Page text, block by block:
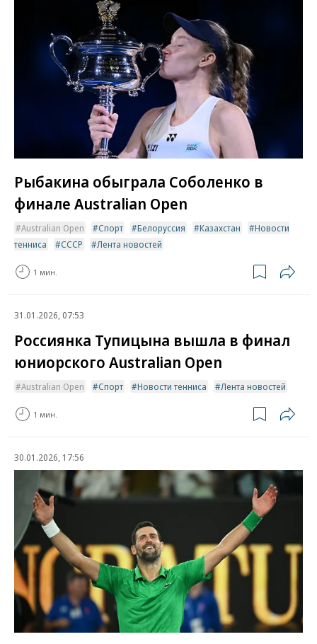
Рыбакина обыграла Соболенко в
финале Australian Open
Australian Open Спорт Белоруссия Казахстан
Новости
тенниса
СССР Лента новостей
1 мин.
31.01.2026, 07:53
Россиянка Тупицына вышла в финал
юниорского Australian Open
Australian Open Спорт Новости тенниса Лента новостей
1 мин.
30.01.2026, 17:56